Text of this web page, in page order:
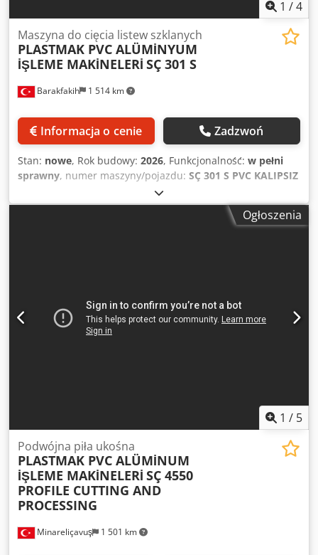
1 /4
Barakfakih 1 514 km
Maszyna do cięcia listew szklanych
PLASTMAK PVC ALÜMİNYUM
İŞLEME MAKİNELERİ SÇ 301 S
Informacja o cenie Zadzwoń
Stan: nowe, Rok budowy: 2026, Funkcjonalność: w pełni
sprawny, numer maszyny/pojazdu: SÇ 301 S PVC KALIPSIZ
MODEL (MOLDLESS) CAM ÇITASI KESME MAKİNASI
Zgodność z normami CE. • Cięcie profili listew PVC pod
kątem 45° za pomocą 4 pił. • Ustawienie na 12 różnych
końcówką do cięcia listew aluminiowych na życzenie (z
systemem chłodzenia). • Pistolet powietrzny. • Regulowana
prędkość cięcia. • Możliwość podłączenia cyfrowego
Ogłoszenia
1 / 5
Minareliçavuş 1 501 km
Podwójna piła ukośna
PLASTMAK PVC ALÜMİNUM
İŞLEME MAKİNELERİ SÇ 4550
PROFILE CUTTING AND
PROCESSING